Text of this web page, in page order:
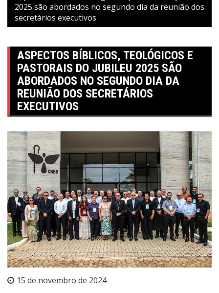
2025 são abordados no segundo dia da reunião dos
secretários executivos
ASPECTOS BÍBLICOS, TEOLÓGICOS E
PASTORAIS DO JUBILEU 2025 SÃO
ABORDADOS NO SEGUNDO DIA DA
REUNIÃO DOS SECRETÁRIOS
EXECUTIVOS
15 de novembro de 2024